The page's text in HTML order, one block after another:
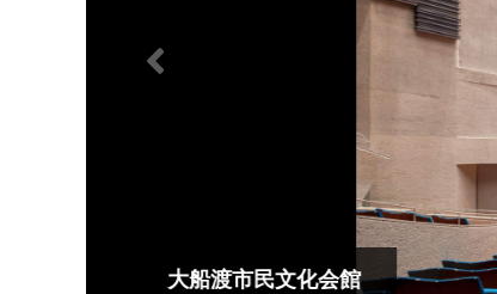
大船渡市民文化会館